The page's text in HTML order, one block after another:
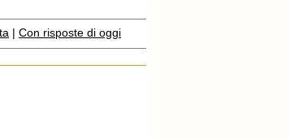
| Con risposte di oggi